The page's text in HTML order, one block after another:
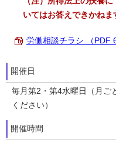
いてはお答えできかねま
労働相談チラシ （PDF
開催日
毎月第2・第4水曜日（月ご
ください）
開催時間